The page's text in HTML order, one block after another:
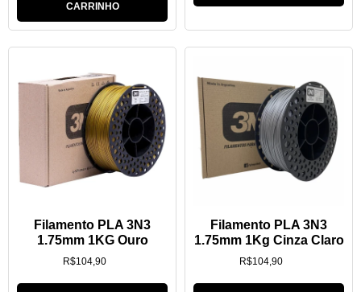
CARRINHO
Filamento PLA 3N3
1.75mm 1KG Ouro
R$104,90
Filamento PLA 3N3
1.75mm 1Kg Cinza Claro
R$104,90